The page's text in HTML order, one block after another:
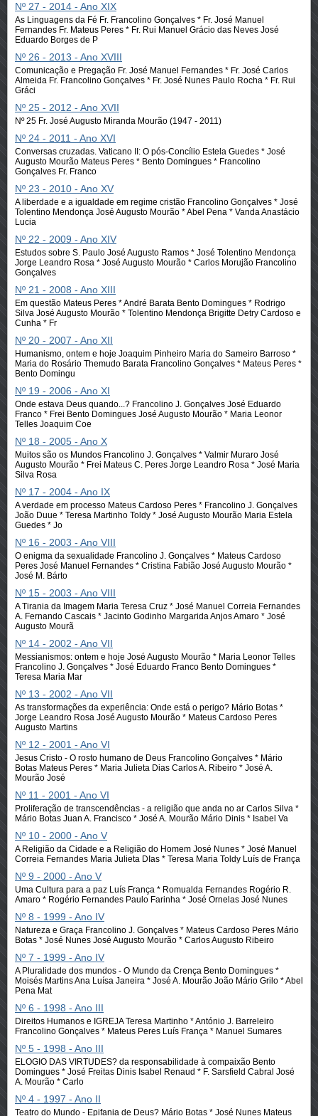
Nº 27 - 2014 - Ano XIX
As Linguagens da Fé Fr. Francolino Gonçalves * Fr. José Manuel
Fernandes Fr. Mateus Peres * Fr. Rui Manuel Grácio das Neves José
Eduardo Borges de P
Nº 26 - 2013 - Ano XVIII
Comunicação e Pregação Fr. José Manuel Fernandes * Fr. José Carlos
Almeida Fr. Francolino Gonçalves * Fr. José Nunes Paulo Rocha * Fr. Rui
Gráci
Nº 25 - 2012 - Ano XVII
Nº 25 Fr. José Augusto Miranda Mourão (1947 - 2011)
Nº 24 - 2011 - Ano XVI
Conversas cruzadas. Vaticano II: O pós-Concílio Estela Guedes * José
Augusto Mourão Mateus Peres * Bento Domingues * Francolino
Gonçalves Fr. Franco
Nº 23 - 2010 - Ano XV
A liberdade e a igualdade em regime cristão Francolino Gonçalves * José
Tolentino Mendonça José Augusto Mourão * Abel Pena * Vanda Anastácio
Lucia
Nº 22 - 2009 - Ano XIV
Estudos sobre S. Paulo José Augusto Ramos * José Tolentino Mendonça
Jorge Leandro Rosa * José Augusto Mourão * Carlos Morujão Francolino
Gonçalves
Nº 21 - 2008 - Ano XIII
Em questão Mateus Peres * André Barata Bento Domingues * Rodrigo
Silva José Augusto Mourão * Tolentino Mendonça Brigitte Detry Cardoso e
Cunha * Fr
Nº 20 - 2007 - Ano XII
Humanismo, ontem e hoje Joaquim Pinheiro Maria do Sameiro Barroso *
Maria do Rosário Themudo Barata Francolino Gonçalves * Mateus Peres *
Bento Domingu
Nº 19 - 2006 - Ano XI
Onde estava Deus quando...? Francolino J. Gonçalves José Eduardo
Franco * Frei Bento Domingues José Augusto Mourão * Maria Leonor
Telles Joaquim Coe
Nº 18 - 2005 - Ano X
Muitos são os Mundos Francolino J. Gonçalves * Valmir Muraro José
Augusto Mourão * Frei Mateus C. Peres Jorge Leandro Rosa * José Maria
Silva Rosa
Nº 17 - 2004 - Ano IX
A verdade em processo Mateus Cardoso Peres * Francolino J. Gonçalves
João Duue * Teresa Martinho Toldy * José Augusto Mourão Maria Estela
Guedes * Jo
Nº 16 - 2003 - Ano VIII
O enigma da sexualidade Francolino J. Gonçalves * Mateus Cardoso
Peres José Manuel Fernandes * Cristina Fabião José Augusto Mourão *
José M. Bárto
Nº 15 - 2003 - Ano VIII
A Tirania da Imagem Maria Teresa Cruz * José Manuel Correia Fernandes
A. Fernando Cascais * Jacinto Godinho Margarida Anjos Amaro * José
Augusto Mourã
Nº 14 - 2002 - Ano VII
Messianismos: ontem e hoje José Augusto Mourão * Maria Leonor Telles
Francolino J. Gonçalves * José Eduardo Franco Bento Domingues *
Teresa Maria Mar
Nº 13 - 2002 - Ano VII
As transformações da experiência: Onde está o perigo? Mário Botas *
Jorge Leandro Rosa José Augusto Mourão * Mateus Cardoso Peres
Augusto Martins
Nº 12 - 2001 - Ano VI
Jesus Cristo - O rosto humano de Deus Francolino Gonçalves * Mário
Botas Mateus Peres * Maria Julieta Dias Carlos A. Ribeiro * José A.
Mourão José
Nº 11 - 2001 - Ano VI
Proliferação de transcendências - a religião que anda no ar Carlos Silva *
Mário Botas Juan A. Francisco * José A. Mourão Mário Dinis * Isabel Va
Nº 10 - 2000 - Ano V
A Religião da Cidade e a Religião do Homem José Nunes * José Manuel
Correia Fernandes Maria Julieta DIas * Teresa Maria Toldy Luís de França
Nº 9 - 2000 - Ano V
Uma Cultura para a paz Luís França * Romualda Fernandes Rogério R.
Amaro * Rogério Fernandes Paulo Farinha * José Ornelas José Nunes
Nº 8 - 1999 - Ano IV
Natureza e Graça Francolino J. Gonçalves * Mateus Cardoso Peres Mário
Botas * José Nunes José Augusto Mourão * Carlos Augusto Ribeiro
Nº 7 - 1999 - Ano IV
A Pluralidade dos mundos - O Mundo da Crença Bento Domingues *
Moisés Martins Ana Luísa Janeira * José A. Mourão João Mário Grilo * Abel
Pena Mat
Nº 6 - 1998 - Ano III
Direitos Humanos e IGREJA Teresa Martinho * António J. Barreleiro
Francolino Gonçalves * Mateus Peres Luís França * Manuel Sumares
Nº 5 - 1998 - Ano III
ELOGIO DAS VIRTUDES? da responsabilidade à compaixão Bento
Domingues * José Freitas Dinis Isabel Renaud * F. Sarsfield Cabral José
A. Mourão * Carlo
Nº 4 - 1997 - Ano II
Teatro do Mundo - Epifania de Deus? Mário Botas * José Nunes Mateus